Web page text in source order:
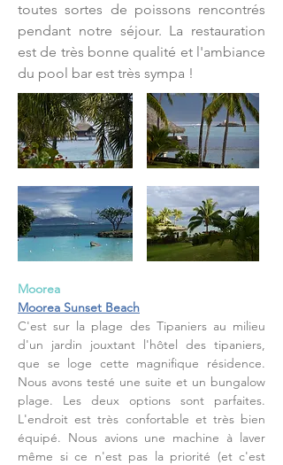
toutes sortes de poissons rencontrés
pendant notre séjour. La restauration
est de très bonne qualité et l'ambiance
du pool bar est très sympa !
Moorea
Moorea Sunset Beach
C'est sur la plage des Tipaniers au milieu
d'un jardin jouxtant l'hôtel des tipaniers,
que se loge cette magnifique résidence.
Nous avons testé une suite et un bungalow
plage. Les deux options sont parfaites.
L'endroit est très confortable et très bien
équipé. Nous avions une machine à laver
même si ce n'est pas la priorité (et c'est